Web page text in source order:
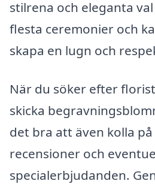
stilrena och eleganta
flesta ceremonier och
skapa en lugn och
När du söker efter
skicka
det bra att även kolla
recensioner och
specialerbjudanden.